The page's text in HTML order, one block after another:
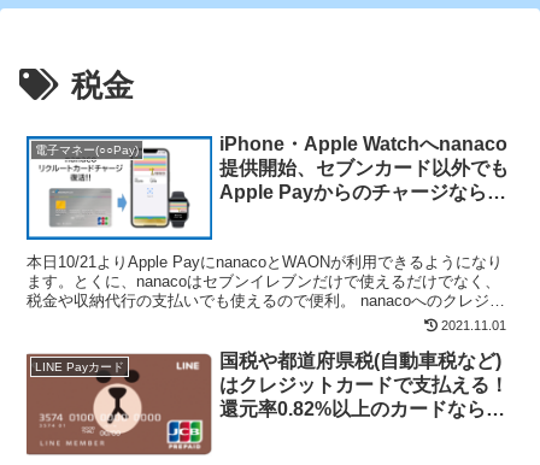
税金
電子マネー(○○Pay)
iPhone・Apple Watchへnanaco
提供開始、セブンカード以外でも
Apple Payからのチャージなら可
本日10/21よりApple PayにnanacoとWAONが利用できるようになり
ます。とくに、nanacoはセブンイレブンだけで使えるだけでなく、
税金や収納代行の支払いでも使えるので便利。 nanacoへのクレジッ
2021.11.01
LINE Payカード
国税や都道府県税(自動車税など)
はクレジットカードで支払える！
還元率0.82%以上のカードならお